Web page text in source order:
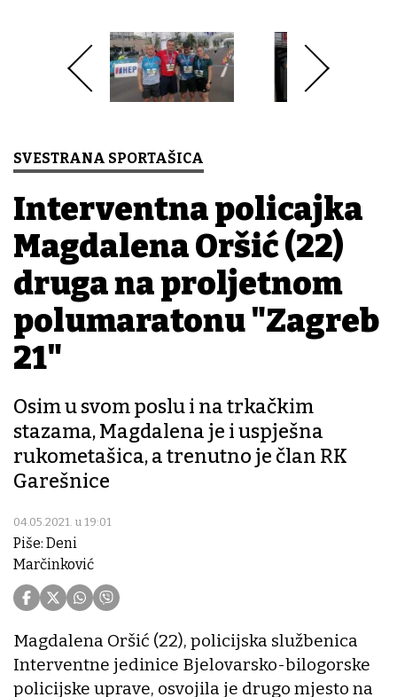
SVESTRANA SPORTAŠICA
Interventna policajka
Magdalena Oršić (22)
druga na proljetnom
polumaratonu "Zagreb
21"
Osim u svom poslu i na trkačkim
stazama, Magdalena je i uspješna
rukometašica, a trenutno je član RK
Garešnice
04.05.2021. u 19:01
Piše: Deni
Marčinković
Magdalena Oršić (22), policijska službenica
Interventne jedinice Bjelovarsko-bilogorske
policijske uprave, osvojila je drugo mjesto na